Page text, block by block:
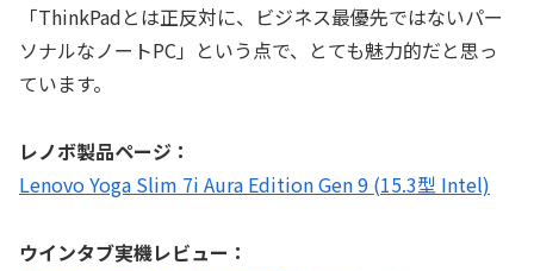
「ThinkPadとは正反対に、ビジネス最優先ではないパー
ソナルなノートPC」という点で、とても魅力的だと思っ
ています。
レノボ製品ページ：
Lenovo Yoga Slim 7i Aura Edition Gen 9 (15.3型 Intel)
ウインタブ実機レビュー：